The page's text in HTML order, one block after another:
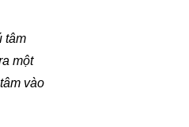
tâm
một
vào